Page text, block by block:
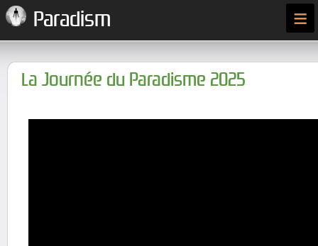
Paradism ≡
La Journée du Paradisme 2025